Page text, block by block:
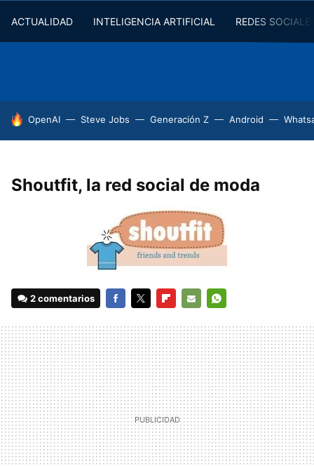
ACTUALIDAD INTELIGENCIA ARTIFICIAL REDES
HOY SE HABLA DE
OpenAI Steve Jobs Generación Z Android
Shoutfit, la red social de moda
2 comentarios
MAIL